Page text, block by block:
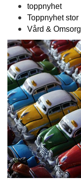
toppnyhet
Toppnyhet stor
Vård & Omsorg